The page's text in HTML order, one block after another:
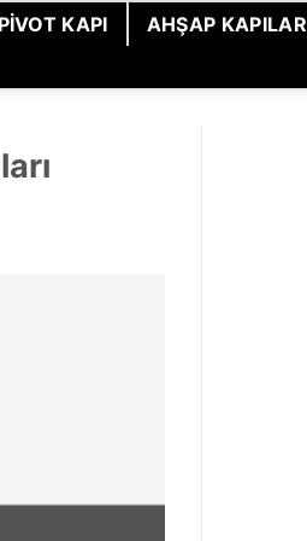
PIVOT KAPI AHŞAP KAPILAR